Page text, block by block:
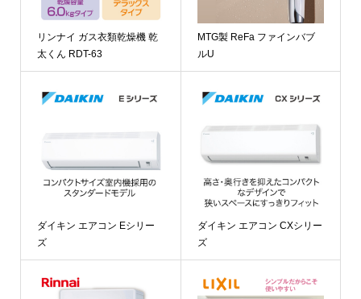
リンナイ ガス衣類乾燥機 乾
太くん RDT-63
MTG製 ReFa ファインバブ
ルU
ダイキン エアコン Eシリー
ズ
ダイキン エアコン CXシリー
ズ